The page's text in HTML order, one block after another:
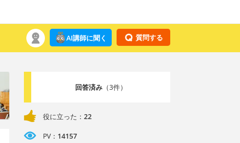
質問する
AI講師に聞く
回答済み（3件）
役に立った： 22
PV： 14157